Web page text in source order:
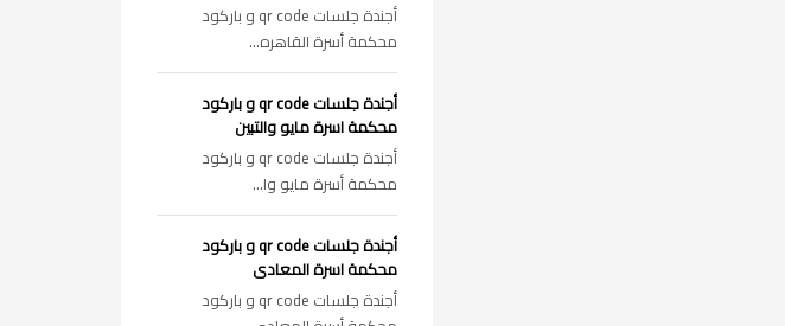
أجندة جلسات qr code و باركود
محكمة أسرة القاهره...
أجندة جلسات qr code و باركود
محكمة اسرة مايو والتبين
أجندة جلسات qr code و باركود
محكمة أسرة مايو وا...
أجندة جلسات qr code و باركود
محكمة اسرة المعادى
أجندة جلسات qr code و باركود